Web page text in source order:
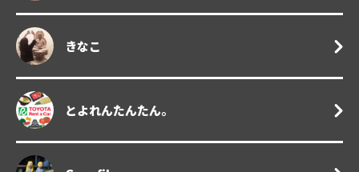
きなこ
とよれんたんたん。